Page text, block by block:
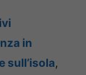
in
sull’isola,